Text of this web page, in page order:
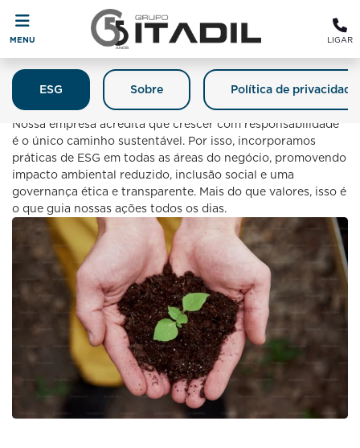
MENU LIGAR
Sobre
ESG Política de privacidade
Itadil E O Meio Ambiente
Nossa empresa acredita que crescer com responsabilidade
é o único caminho sustentável. Por isso, incorporamos
práticas de ESG em todas as áreas do negócio, promovendo
impacto ambiental reduzido, inclusão social e uma
governança ética e transparente. Mais do que valores, isso é
o que guia nossas ações todos os dias.